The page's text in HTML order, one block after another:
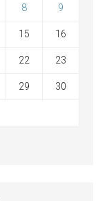
8 9
15 16
22 23
29 30